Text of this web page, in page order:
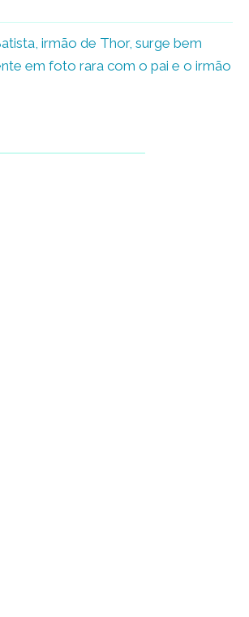
irmão de Thor, surge bem
em foto rara com o pai e o irmão